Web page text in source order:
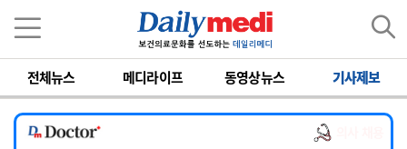
전체뉴스 메디라이프 동영상뉴스 기사제보
[서울아산병원] 2026년 하반기 인턴 모집
[영남대학교의료원] 마취통증의학과 임기제 임상의사 채용
[충남대학교병원] 소아청소년과(소아응급전담) 계약직 의사 공개채용